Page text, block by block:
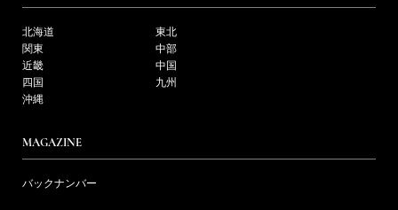
北海道
東北
関東
中部
近畿
中国
四国
九州
沖縄
MAGAZINE
バックナンバー